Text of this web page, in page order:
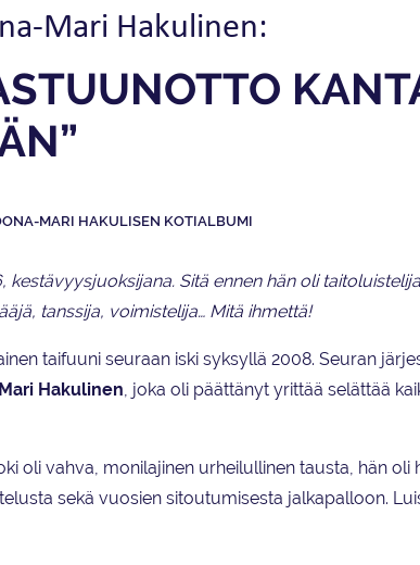
Mari Hakulinen:
MARI HAKULISEN KOTIALBUMI
Sitä ennen hän oli
tanssija, voimistelija… Mitä ihmettä!
taifuuni seuraan iski syksyllä 2008. Seuran
Hakulinen, joka oli päättänyt yrittää selättää
oli vahva, monilajinen urheilullinen tausta, hän oli
sekä vuosien sitoutumisesta jalkapalloon.